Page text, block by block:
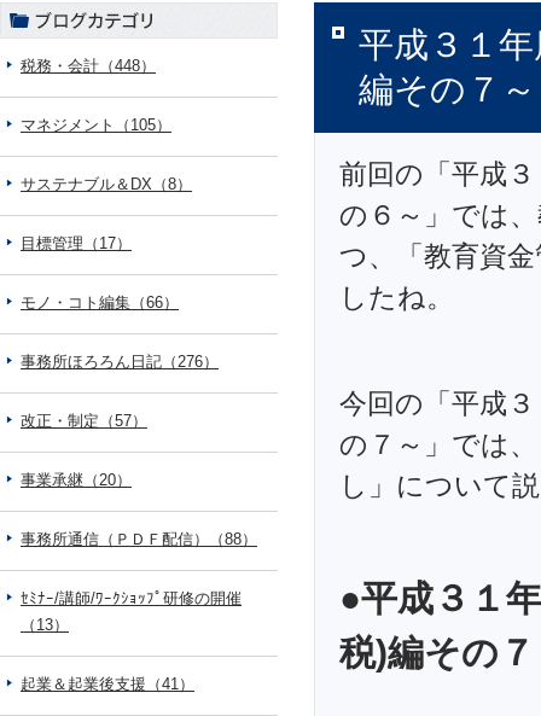
平成３１
編その７～
前回の「平成
の６～」では
つ、「教育資
したね。
今回の「平成
の７～」では
し」について
●平成３１
税)編その
税務・会計（448）
マネジメント（105）
サステナブル＆DX（8）
目標管理（17）
モノ・コト編集（66）
事務所ほろろん日記（276）
改正・制定（57）
事業承継（20）
事務所通信（ＰＤＦ配信）（88）
ｾﾐﾅｰ/講師/ﾜｰｸｼｮｯﾌﾟ研修の開催
（13）
起業＆起業後支援（41）